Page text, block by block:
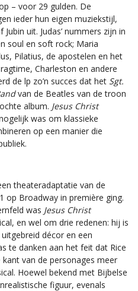
– voor 29 gulden. De
ieder hun eigen muziekstijl,
uit. Judas’ nummers zijn in
soul en soft rock; Maria
Pilatius, de apostelen en het
Charleston en andere
de lp zo’n succes dat het Sgt.
van de Beatles van de troon
album. Jesus Christ
was om klassieke
op een manier die
theateradaptatie van de
op Broadway in première ging.
was Jesus Christ
en wel om drie redenen: hij is
décor en een
te danken aan het feit dat Rice
van de personages meer
Hoewel bekend met Bijbelse
figuur, evenals